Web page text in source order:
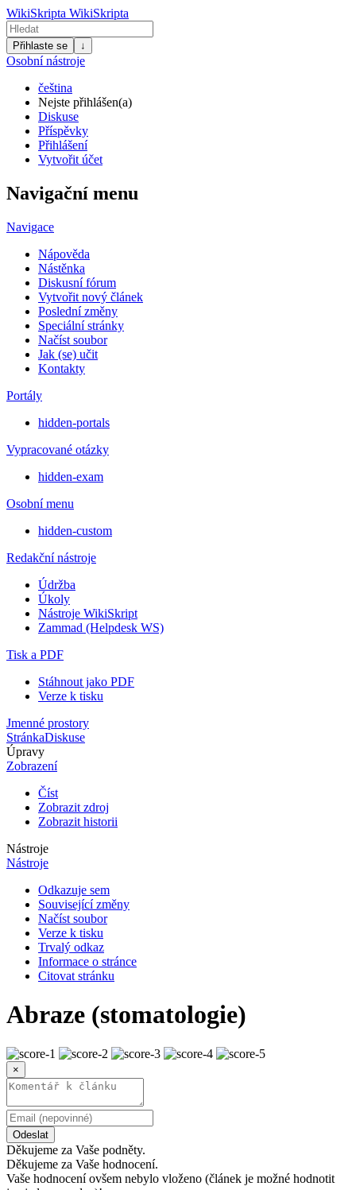
WikiSkripta WikiSkripta
Přihlaste se ↓
Osobní nástroje
čeština
Nejste přihlášen(a)
Diskuse
Příspěvky
Přihlášení
Vytvořit účet
Navigační menu
Navigace
Nápověda
Nástěnka
Diskusní fórum
Vytvořit nový článek
Poslední změny
Speciální stránky
Načíst soubor
Jak (se) učit
Kontakty
Portály
hidden-portals
Vypracované otázky
hidden-exam
Osobní menu
hidden-custom
Redakční nástroje
Údržba
Úkoly
Nástroje WikiSkript
Zammad (Helpdesk WS)
Tisk a PDF
Stáhnout jako PDF
Verze k tisku
Jmenné prostory
StránkaDiskuse
Úpravy
Zobrazení
Číst
Zobrazit zdroj
Zobrazit historii
Nástroje
Nástroje
Odkazuje sem
Související změny
Načíst soubor
Verze k tisku
Trvalý odkaz
Informace o stránce
Citovat stránku
Abraze (stomatologie)
×
Odeslat
Děkujeme za Vaše podněty.
Děkujeme za Vaše hodnocení.
Vaše hodnocení ovšem nebylo vloženo (článek je možné hodnotit